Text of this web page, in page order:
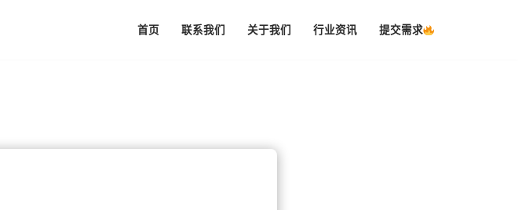
首页 联系我们 关于我们 行业资讯 提交需求